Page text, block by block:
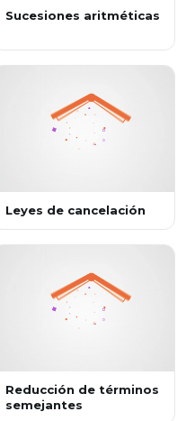
Sucesiones aritméticas
Leyes de cancelación
Reducción de términos
semejantes